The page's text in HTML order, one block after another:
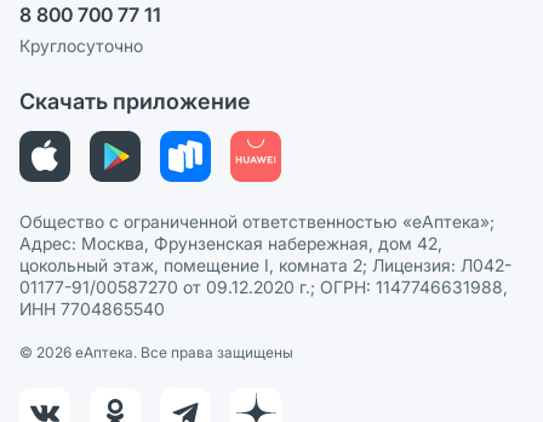
СМИ о нас
Политика рекомендаций
Политика в отношении обработки персональных данных
8 800 700 77 11
Круглосуточно
Скачать приложение
Общество с ограниченной ответственностью «еАптека»;
Адрес: Москва, Фрунзенская набережная, дом 42,
цокольный этаж, помещение I, комната 2; Лицензия: Л042-
01177-91/00587270 от 09.12.2020 г.; ОГРН: 1147746631988,
ИНН 7704865540
© 2026 eАптека. Все права защищены